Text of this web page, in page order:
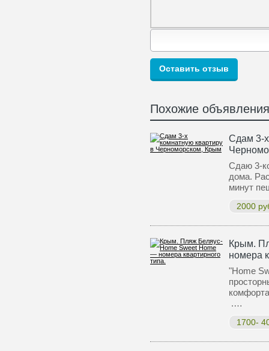
Похожие объявления
Сдам 3-
Сдаю 3-
дома.
минут
2000
Крым.
номера
"Home
.…
1700-